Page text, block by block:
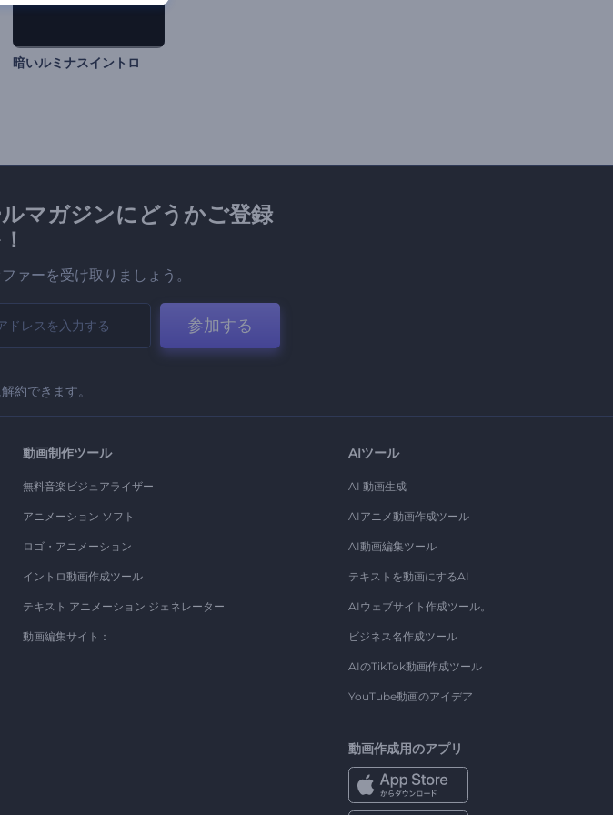
暗いルミナスイントロ
マガジンにどうかご登録
ァーを受け取りましょう。
参加する
約できます。
動画制作ツール
無料音楽ビジュアライザー
アニメーション ソフト
ロゴ・アニメーション
イントロ動画作成ツール
テキスト アニメーション ジェネレーター
動画編集サイト：
AIツール
AI 動画生成
AIアニメ動画作成ツール
AI動画編集ツール
テキストを動画にするAI
AIウェブサイト作成ツール。
ビジネス名作成ツール
AIのTikTok動画作成ツール
YouTube動画のアイデア
動画作成用のアプリ